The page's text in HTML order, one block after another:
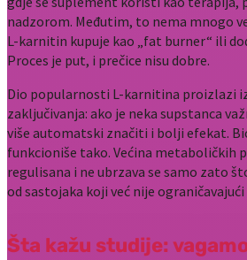
nadzorom. Međutim, to nema mnogo
L-karnitin kupuje kao „fat burner“ ili
Proces je put, i prečice nisu dobre.
Dio popularnosti L-karnitina proizlazi
zaključivanja: ako je neka supstanca
više automatski značiti i bolji efekat.
funkcioniše tako. Većina metaboličkih
regulisana i ne ubrzava se samo zato
od sastojaka koji već nije
Šta kažu studije: